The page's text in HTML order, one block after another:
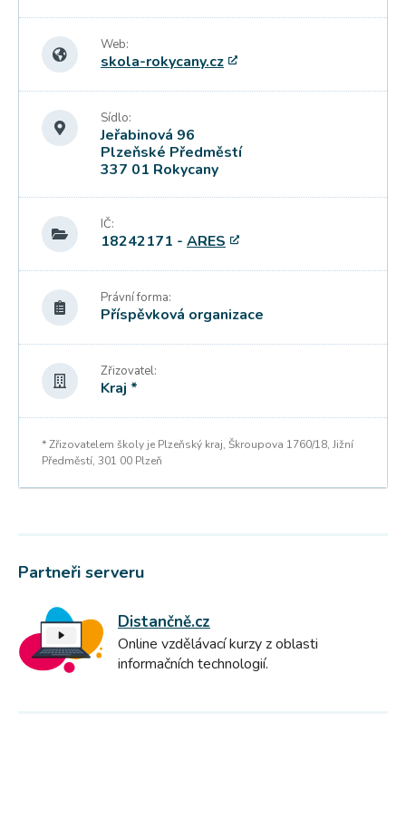
Web:
skola-rokycany.cz
Sídlo:
Jeřabinová 96
Plzeňské Předměstí
337 01 Rokycany
IČ:
18242171 - ARES
Právní forma:
Příspěvková organizace
Zřizovatel:
Kraj *
* Zřizovatelem školy je Plzeňský kraj, Škroupova 1760/18, Jižní
Předměstí, 301 00 Plzeň
Partneři serveru
Distančně.cz
Online vzdělávací kurzy z oblasti
informačních technologií.